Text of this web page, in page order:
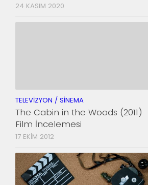
24 KASIM 2020
TELEVIZYON / SINEMA
The Cabin in the Woods (2011)
Film İncelemesi
17 EKIM 2012